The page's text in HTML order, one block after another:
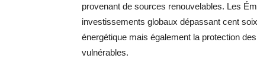
provenant de sources renouvelables. Les
investissements globaux dépassant cent
énergétique mais également la protection
vulnérables.